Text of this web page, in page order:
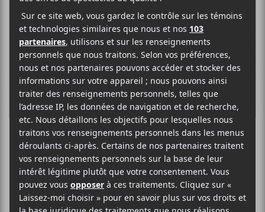
O
O
K
E
R
G
E
R
Brent Hinds
quitte Mastodon